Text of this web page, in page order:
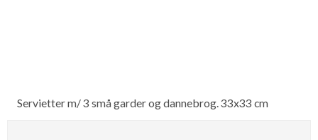
Servietter m/ 3 små garder og dannebrog. 33x33 cm